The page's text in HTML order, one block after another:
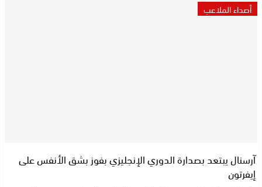
أصداء الملاعب
آرسنال يبتعد بصدارة الدوري الإنجليزي بفوز بشق الأنفس على
إيفرتون